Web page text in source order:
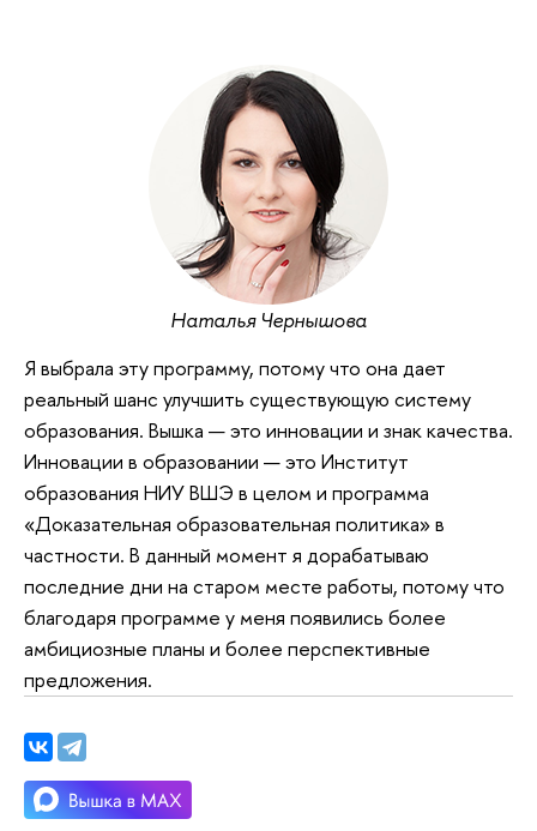
Наталья Чернышова
Я выбрала эту программу, потому что она дает
реальный шанс улучшить существующую систему
образования. Вышка — это инновации и знак качества.
Инновации в образовании — это Институт
образования НИУ ВШЭ в целом и программа
«Доказательная образовательная политика» в
частности. В данный момент я дорабатываю
последние дни на старом месте работы, потому что
благодаря программе у меня появились более
амбициозные планы и более перспективные
предложения.